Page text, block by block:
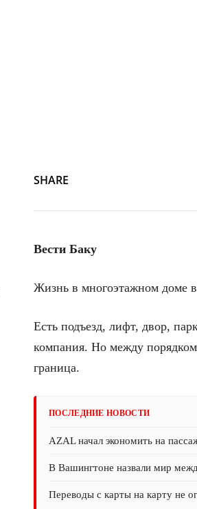
SHARE
Вести Баку
Жизнь в многоэтажном доме
Есть подъезд, лифт, двор,
компания. Но между
граница.
ПОСЛЕДНИЕ НОВОСТИ
AZAL начал экономить на
В Вашингтоне назвали мир
Переводы с карты на карту не